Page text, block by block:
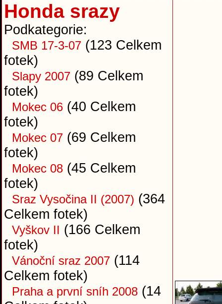
Honda srazy
Podkategorie:
SMB 17-3-07 (123 Celkem
fotek)
Slapy 2007 (89 Celkem
fotek)
Mokec 06 (40 Celkem
fotek)
Mokec 07 (69 Celkem
fotek)
Mokec 08 (45 Celkem
fotek)
Sraz Vysočina II (2007) (364
Celkem fotek)
Vyškov II (166 Celkem
fotek)
Vánoční sraz 2007 (114
Celkem fotek)
Praha a první sníh 2008 (14